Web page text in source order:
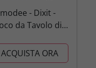
- Dixit -
da Tavolo di
3-8
8+ Anni,
ACQUISTA ORA